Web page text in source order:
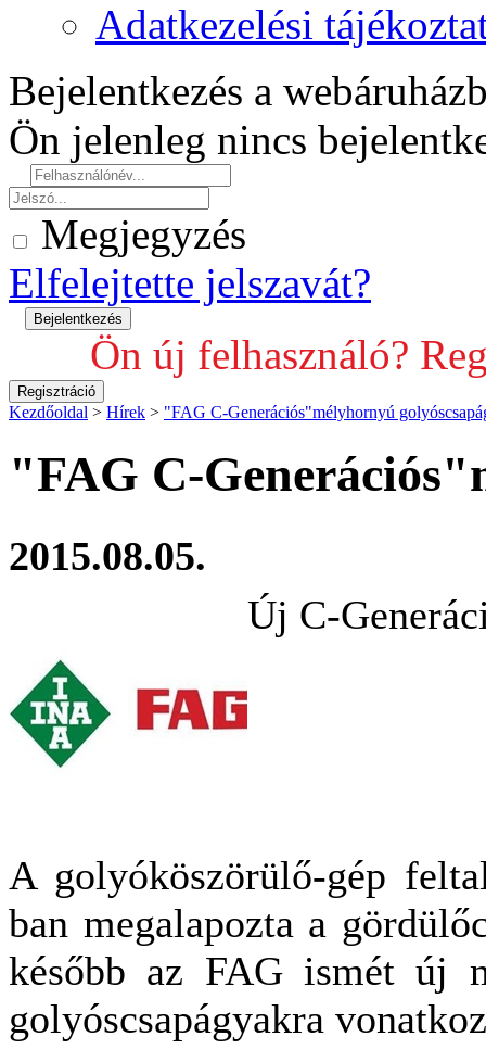
Adatkezelési
Bejelentkezés a
Ön jelenleg nincs
Megjegyzés
Elfelejtette jelszavát?
Ön új felhasználó?
Kezdőoldal > Hírek > "FAG C-Generációs"mélyhornyú
"FAG C-
2015.08.05.
Új C-
A golyóköszörülő-gép
ban megalapozta a
később az FAG ismét új
golyóscsapágyakra